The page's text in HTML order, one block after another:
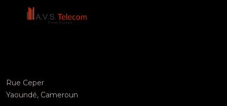
Rue Ceper
Yaoundé, Cameroun